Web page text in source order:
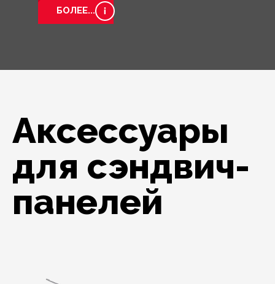
БОЛЕЕ...
Аксессуары
для сэндвич-
панелей